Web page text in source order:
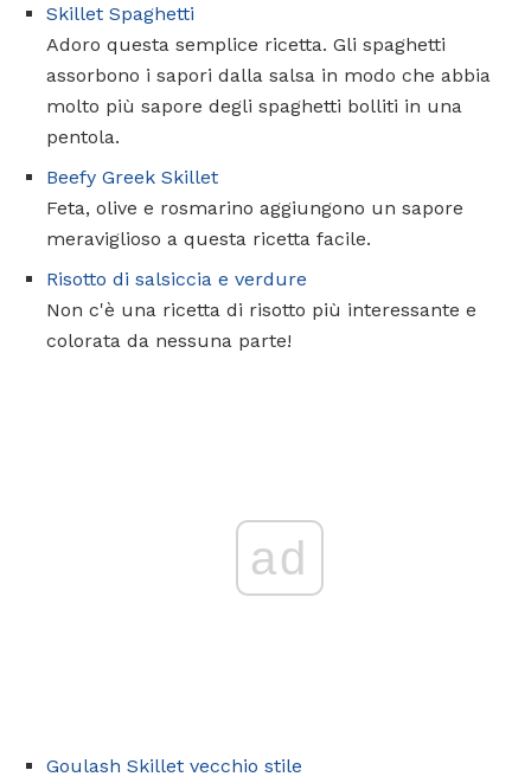
Skillet Spaghetti
Adoro questa semplice ricetta. Gli spaghetti
assorbono i sapori dalla salsa in modo che abbia
molto più sapore degli spaghetti bolliti in una
pentola.
Beefy Greek Skillet
Feta, olive e rosmarino aggiungono un sapore
meraviglioso a questa ricetta facile.
Risotto di salsiccia e verdure
Non c'è una ricetta di risotto più interessante e
colorata da nessuna parte!
ad
Goulash Skillet vecchio stile